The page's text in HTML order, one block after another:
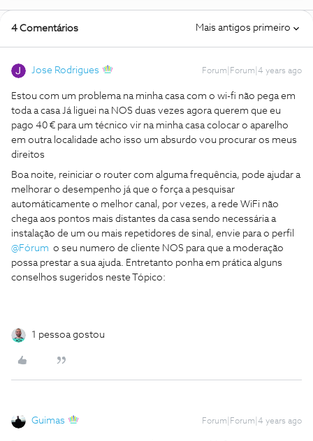
4 Comentários Mais antigos primeiro
Jose Rodrigues Forum|Forum|4 years ago
Estou com um problema na minha casa com o wi-fi não pega em
toda a casa Já liguei na NOS duas vezes agora querem que eu
pago 40 € para um técnico vir na minha casa colocar o aparelho
em outra localidade acho isso um absurdo vou procurar os meus
direitos
Boa noite, reiniciar o router com alguma frequência, pode ajudar a
melhorar o desempenho já que o força a pesquisar
automáticamente o melhor canal, por vezes, a rede WiFi não
chega aos pontos mais distantes da casa sendo necessária a
instalação de um ou mais repetidores de sinal, envie para o perfil
@Fórum o seu numero de cliente NOS para que a moderação
possa prestar a sua ajuda. Entretanto ponha em prática alguns
conselhos sugeridos neste Tópico:
1 pessoa gostou
Guimas Forum|Forum|4 years ago